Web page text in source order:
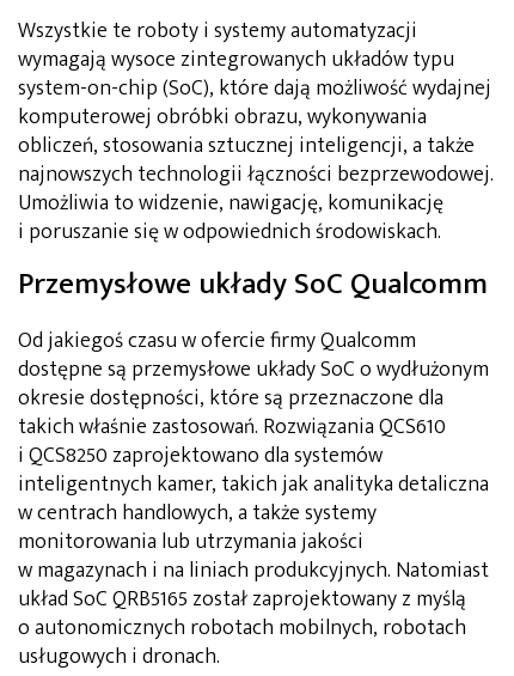
Wszystkie te roboty i systemy automatyzacji
wymagają wysoce zintegrowanych układów typu
system-on-chip (SoC), które dają możliwość wydajnej
komputerowej obróbki obrazu, wykonywania
obliczeń, stosowania sztucznej inteligencji, a także
najnowszych technologii łączności bezprzewodowej.
Umożliwia to widzenie, nawigację, komunikację
i poruszanie się w odpowiednich środowiskach.
Przemysłowe układy SoC Qualcomm
Od jakiegoś czasu w ofercie firmy Qualcomm
dostępne są przemysłowe układy SoC o wydłużonym
okresie dostępności, które są przeznaczone dla
takich właśnie zastosowań. Rozwiązania QCS610
i QCS8250 zaprojektowano dla systemów
inteligentnych kamer, takich jak analityka detaliczna
w centrach handlowych, a także systemy
monitorowania lub utrzymania jakości
w magazynach i na liniach produkcyjnych. Natomiast
układ SoC QRB5165 został zaprojektowany z myślą
o autonomicznych robotach mobilnych, robotach
usługowych i dronach.